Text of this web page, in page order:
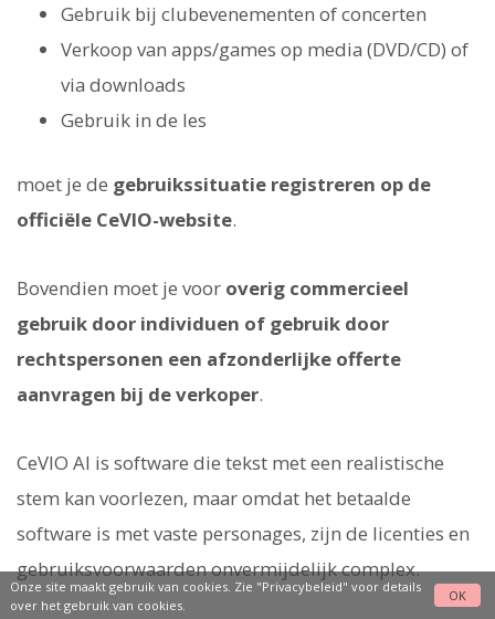
Gebruik bij clubevenementen of concerten
Verkoop van apps/games op media (DVD/CD) of
via downloads
Gebruik in de les
moet je de gebruikssituatie registreren op de
officiële CeVIO-website.
Bovendien moet je voor overig commercieel
gebruik door individuen of gebruik door
rechtspersonen een afzonderlijke offerte
aanvragen bij de verkoper.
CeVIO AI is software die tekst met een realistische
stem kan voorlezen, maar omdat het betaalde
software is met vaste personages, zijn de licenties en
gebruiksvoorwaarden onvermijdelijk complex.
Onze site maakt gebruik van cookies. Zie "Privacybeleid" voor details
over het gebruik van cookies.
OK